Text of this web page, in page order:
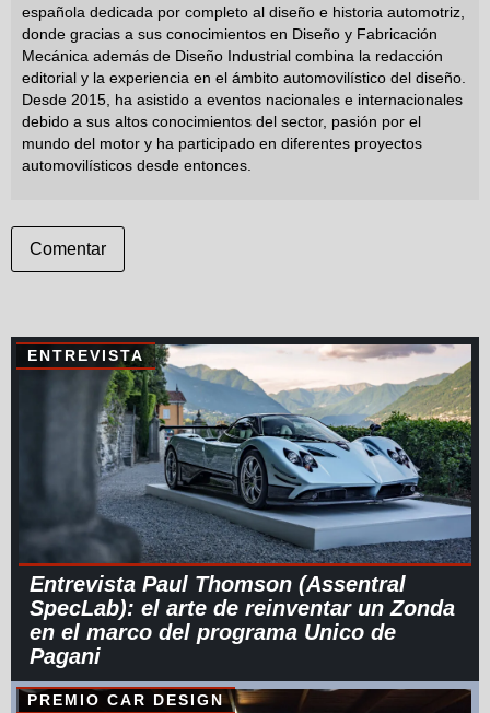
española dedicada por completo al diseño e historia automotriz,
donde gracias a sus conocimientos en Diseño y Fabricación
Mecánica además de Diseño Industrial combina la redacción
editorial y la experiencia en el ámbito automovilístico del diseño.
Desde 2015, ha asistido a eventos nacionales e internacionales
debido a sus altos conocimientos del sector, pasión por el
mundo del motor y ha participado en diferentes proyectos
automovilísticos desde entonces.
Comentar
ENTREVISTA
Entrevista Paul Thomson (Assentral
SpecLab): el arte de reinventar un Zonda
en el marco del programa Unico de
Pagani
PREMIO CAR DESIGN